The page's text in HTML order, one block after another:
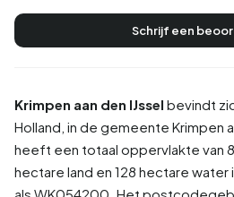
Krimpen aan den IJssel bevindt
Holland , in de gemeente Krimpen
heeft een totaal oppervlakte van
hectare land en 128 hectare
Schrijf een